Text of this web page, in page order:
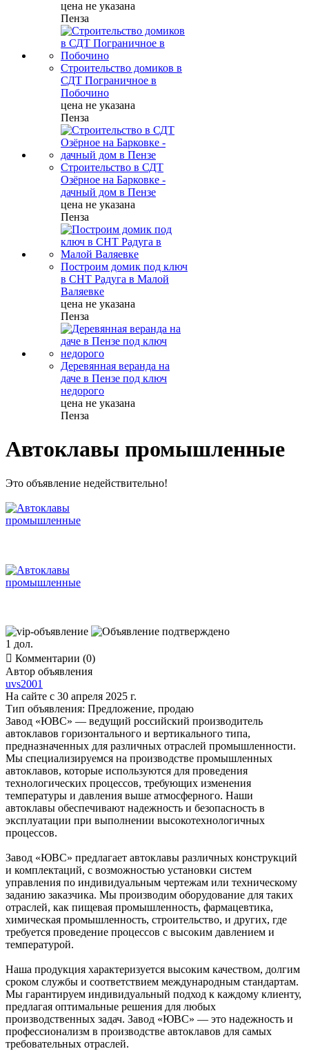
цена не указана
Пенза
Строительство домиков в
СДТ Пограничное в
Побочино
цена не указана
Пенза
Строительство в СДТ
Озёрное на Барковке -
дачный дом в Пензе
цена не указана
Пенза
Построим домик под ключ
в СНТ Радуга в Малой
Валяевке
цена не указана
Пенза
Деревянная веранда на
даче в Пензе под ключ
недорого
цена не указана
Пенза
Автоклавы промышленные
Это объявление недействительно!
1 дол.
 Комментарии (0)
Автор объявления
uvs2001
На сайте с 30 апреля 2025 г.
Тип объявления: Предложение, продаю
Завод «ЮВС» — ведущий российский производитель
автоклавов горизонтального и вертикального типа,
предназначенных для различных отраслей промышленности.
Мы специализируемся на производстве промышленных
автоклавов, которые используются для проведения
технологических процессов, требующих изменения
температуры и давления выше атмосферного. Наши
автоклавы обеспечивают надежность и безопасность в
эксплуатации при выполнении высокотехнологичных
процессов.
Завод «ЮВС» предлагает автоклавы различных конструкций
и комплектаций, с возможностью установки систем
управления по индивидуальным чертежам или техническому
заданию заказчика. Мы производим оборудование для таких
отраслей, как пищевая промышленность, фармацевтика,
химическая промышленность, строительство, и других, где
требуется проведение процессов с высоким давлением и
температурой.
Наша продукция характеризуется высоким качеством, долгим
сроком службы и соответствием международным стандартам.
Мы гарантируем индивидуальный подход к каждому клиенту,
предлагая оптимальные решения для любых
производственных задач. Завод «ЮВС» — это надежность и
профессионализм в производстве автоклавов для самых
требовательных отраслей.